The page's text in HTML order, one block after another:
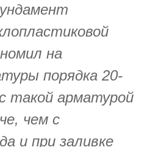
на
порядка 20-
такой арматурой
чем с
и при заливке